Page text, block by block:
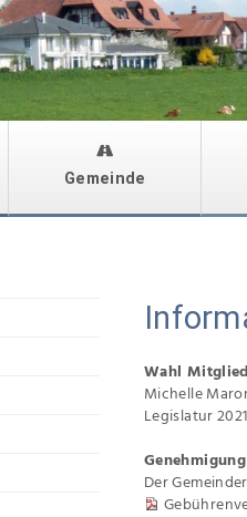
Gemeinde
Wahl
Michelle
Legislatur
Der